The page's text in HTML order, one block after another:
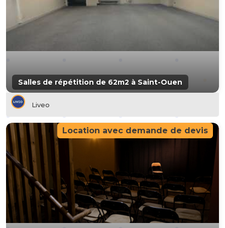
Salles de répétition de 62m2 à Saint-Ouen
Liveo
Location avec demande de devis